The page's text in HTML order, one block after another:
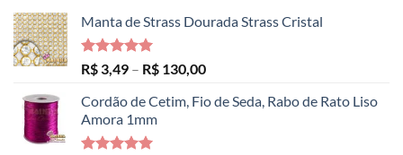
Manta de Strass Dourada Strass Cristal
Avaliação
5.00
de 5
R$ 3,49 – R$ 130,00Faixa
preço:
Cordão de Cetim, Fio de Seda, Rabo de Rato Liso
Amora 1mm